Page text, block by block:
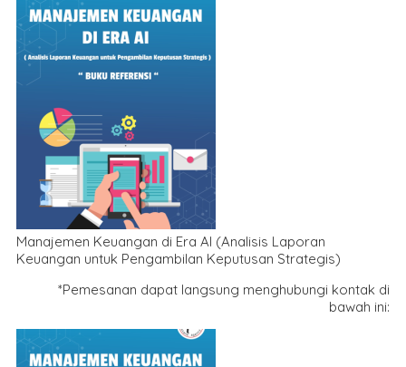
Manajemen Keuangan di Era AI (Analisis Laporan
Keuangan untuk Pengambilan Keputusan Strategis)
*Pemesanan dapat langsung menghubungi kontak di
bawah ini: